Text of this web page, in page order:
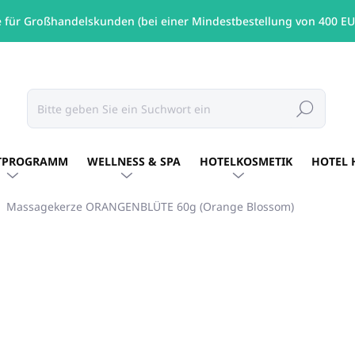
für Großhandelskunden (bei einer Mindestbestellung von 400
Suchen
WELLNESS & SPA HOTELKOSMETIK HOTEL
Massagekerze ORANGENBLÜTE 60g (Orange Blossom)